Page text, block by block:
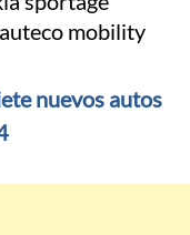
nuevos autos